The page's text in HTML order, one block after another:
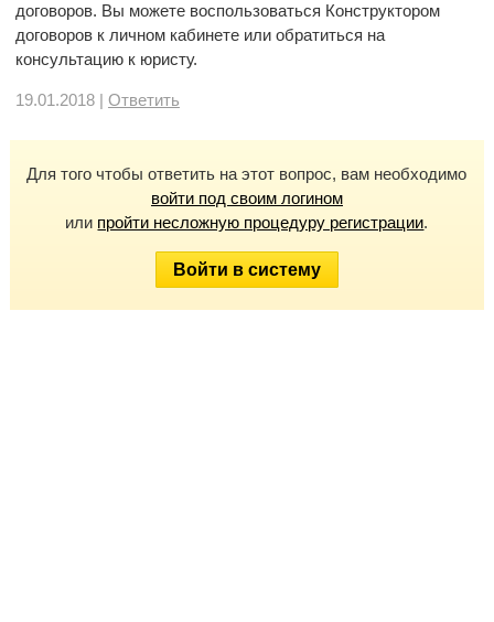
договоров. Вы можете воспользоваться Конструктором
договоров к личном кабинете или обратиться на
консультацию к юристу.
19.01.2018 | Ответить
Для того чтобы ответить на этот вопрос, вам необходимо
войти под своим логином
или пройти несложную процедуру регистрации.
Войти в систему